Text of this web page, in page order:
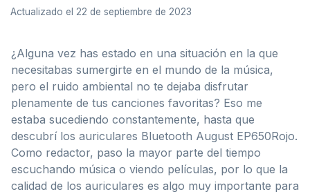
Actualizado el 22 de septiembre de 2023
¿Alguna vez has estado en una situación en la que
necesitabas sumergirte en el mundo de la música,
pero el ruido ambiental no te dejaba disfrutar
plenamente de tus canciones favoritas? Eso me
estaba sucediendo constantemente, hasta que
descubrí los auriculares Bluetooth August EP650Rojo.
Como redactor, paso la mayor parte del tiempo
escuchando música o viendo películas, por lo que la
calidad de los auriculares es algo muy importante para